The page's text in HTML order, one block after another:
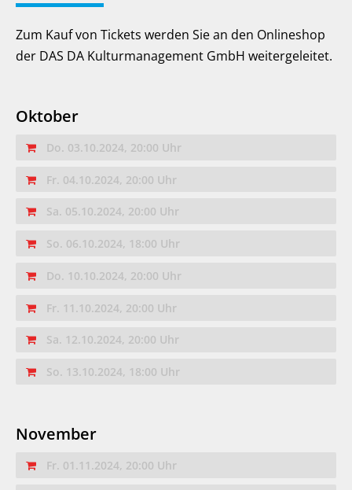
Zum Kauf von Tickets werden Sie an den Onlineshop
der DAS DA Kulturmanagement GmbH weitergeleitet.
Oktober
Do. 03.10.2024, 20:00 Uhr
Fr. 04.10.2024, 20:00 Uhr
Sa. 05.10.2024, 20:00 Uhr
So. 06.10.2024, 18:00 Uhr
Do. 10.10.2024, 20:00 Uhr
Fr. 11.10.2024, 20:00 Uhr
Sa. 12.10.2024, 20:00 Uhr
So. 13.10.2024, 18:00 Uhr
November
Fr. 01.11.2024, 20:00 Uhr